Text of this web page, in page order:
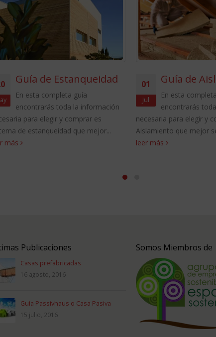
guía
la información
es
que mejor...
01
Jul
Guía de Aislamiento
En esta completa guía
encontrarás toda la información
necesaria para elegir y comprar el
Aislamiento que mejor se adapta a...
Publicaciones
Casas prefabricadas
16 agosto, 2016
Guía Passivhaus o Casa Pasiva
15 julio, 2016
Somos Miembros de